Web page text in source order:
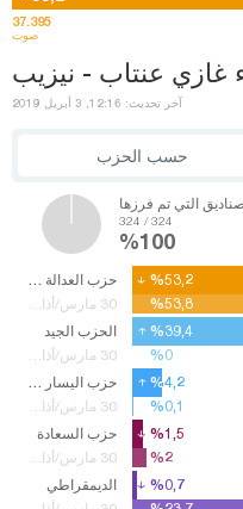
37.395
صوت
غازي عنتاب - نيزيب
آخر تحديث: 12:16, 3 أبريل 2019
حسب الحزب
التي تم فرزها
324 / 324
%100
حزب العدالة والتنمية
الحزب الجيد
حزب اليسار الديمقراطي
حزب السعادة
الديمقراطي
%53,2
%39,4
%4,2
%1,5
%0,7
%53,2
%39,4
%4,2
%1,5
%0,7
30 مارس/أذار14
30 مارس/أذار14
30 مارس/أذار14
30 مارس/أذار14
%53,8
%0
%0,1
%2
%53,8
%0
%0,1
%2